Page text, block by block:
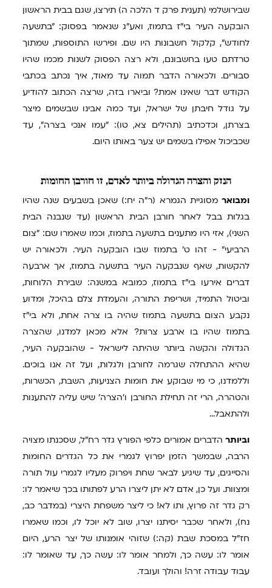
שבירושלמי (תענית פרק ד הלכה ה) תירצו, שגם בבית הראשון
הובקעה העיר בי"ז בתמוז, ואע"ג שנאמר בפסוק: "בתשעה
לחודש", קלקול חשבונות היו שם. ופירשו התוספות, שמתוך
טרדתם טעו בחשבונם, ולא רצה הפסוק לשנות מכמו שהיו
סבורים. ולכאורה הדבר תמוה עד מאוד, איך נכתב בכתבי
הקודש דבר שאינו אמת? וביארו בזה, שרצה הכתוב להודיע
על גודל חיבתן של ישראל, ועד כמה אבינו שבשמים מיצר
בצרתן, וכדכתיב (תהילים צא, טו): "עמו אנכי בצרה", עד
שכביכול אפילו בשמים יש צער באותו היום.
הנזק והצרה הגדולה ביותר לאדם, זו חורבן החומות
ומבואר מסוגיית הגמרא (ר"ה יח:) שאכן בשבעים שנה שהיו
בגלות בבל לאחר חורבן הבית הראשון (עד שנבנה הבית
השני), אזי היו מתענים בתשעה בתמוז, וכמו שאמרו שם: "צום
הרביעי" - זהו ט' בתמוז שבו הובקעה העיר. ולכאורה יש
להקשות, שאף שנבקעה העיר בתשעה בתמוז, אך ארבעה
דברים אירעו בי"ז בתמוז, כמובא במשנה: שבירת הלוחות,
וביטול התמיד, ושריפת התורה, והעמדת צלם בהיכל, ומדוע
נקבע הצום בתשעה בתמוז שהיה בו צרה אחת, ולא בי"ז
בתמוז שהיו בו ארבע צרות? אלא מכאן למדנו, שהצרה
הגדולה והקשה ביותר שהיתה לישראל - שהובקעה העיר,
שהיא ההתחלה שגרמה לחורבן ולגלות, ועל זה אנו בוכים.
וללמדנו, כי מי שבוקע את חומות הצניעות, השבת, הכשרות,
והטהרה, הרי זה תחילת החורבן ו'הצרה' שיש עליה להתענות
ולהתאבל...
וביותר הדברים אמורים כלפי הפורץ גדר רח"ל, שסכנתו מצויה
הרבה, שבמשך הזמן יפרוץ לגמרי את כל הגדרים החומות
והסייגים, עד שיגיע לבאר שחת ויפרוק מעליו לגמרי עול תורה
ומצוות. ועל כן, אדם לא יתן ליצרו הרע לפתותו בכך שיאמר לו:
רק גדר זה פרוץ, ותו לא! כי ליצר משפחת היצרי (במדבר כב,
נח), ולאחר שכבר יסיתנו יצרו, שוב לא יוכל לו, וכמו שאמרו
חז"ל במסכת שבת (קה:) שזוהי אומנותו של יצר הרע, היום
אומר לו: עשה כך, ולמחר אומר לו: עשה כך, עד שאומר לו:
עבוד עבודה זרה! והולך ועובד.